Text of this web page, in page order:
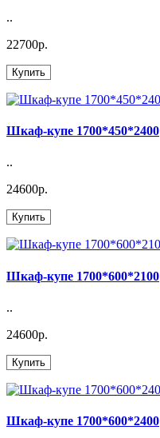
..
22700р.
Купить
Шкаф-купе 1700*450*2400
..
24600р.
Купить
Шкаф-купе 1700*600*2100
..
24600р.
Купить
Шкаф-купе 1700*600*2400